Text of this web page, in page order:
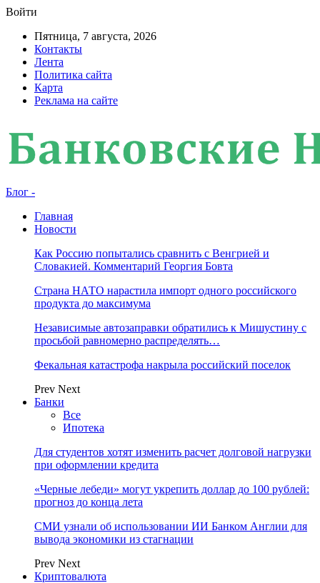
Войти
Пятница, 7 августа, 2026
Контакты
Лента
Политика сайта
Карта
Реклама на сайте
Блог -
Главная
Новости
Как Россию попытались сравнить с Венгрией и
Словакией. Комментарий Георгия Бовта
Страна НАТО нарастила импорт одного российского
продукта до максимума
Независимые автозаправки обратились к Мишустину с
просьбой равномерно распределять…
Фекальная катастрофа накрыла российский поселок
Prev Next
Банки
Все
Ипотека
Для студентов хотят изменить расчет долговой нагрузки
при оформлении кредита
«Черные лебеди» могут укрепить доллар до 100 рублей:
прогноз до конца лета
СМИ узнали об использовании ИИ Банком Англии для
вывода экономики из стагнации
Prev Next
Криптовалюта